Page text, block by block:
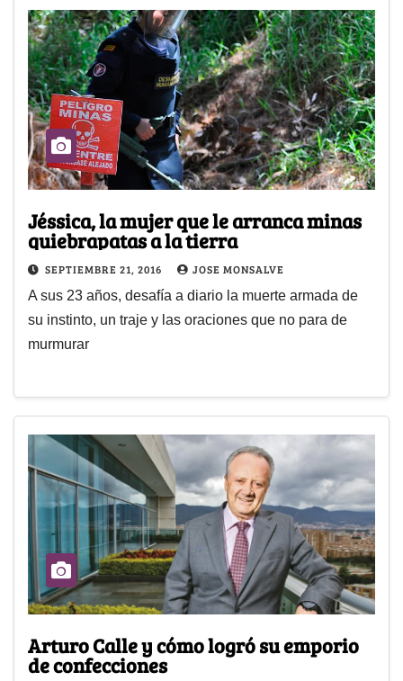
Jéssica, la mujer que le arranca minas
quiebrapatas a la tierra
SEPTIEMBRE 21, 2016 JOSE MONSALVE
A sus 23 años, desafía a diario la muerte armada de
su instinto, un traje y las oraciones que no para de
murmurar
Arturo Calle y cómo logró su emporio
de confecciones